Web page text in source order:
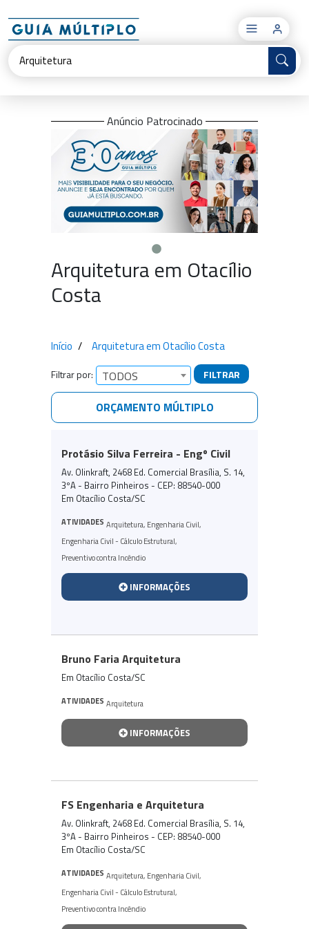
×
Anúncio Patrocinado
Arquitetura em Otacílio
Costa
Início Arquitetura em Otacílio Costa
Filtrar por: TODOS FILTRAR
ORÇAMENTO MÚLTIPLO
Protásio Silva Ferreira - Engº Civil
Av. Olinkraft, 2468 Ed. Comercial Brasília, S. 14,
3ºA - Bairro Pinheiros - CEP: 88540-000
Em Otacílio Costa/SC
ATIVIDADES Arquitetura, Engenharia Civil,
Engenharia Civil - Cálculo Estrutural,
Preventivo contra Incêndio
INFORMAÇÕES
Bruno Faria Arquitetura
Em Otacílio Costa/SC
ATIVIDADES Arquitetura
INFORMAÇÕES
FS Engenharia e Arquitetura
Av. Olinkraft, 2468 Ed. Comercial Brasília, S. 14,
3ºA - Bairro Pinheiros - CEP: 88540-000
Em Otacílio Costa/SC
ATIVIDADES Arquitetura, Engenharia Civil,
Engenharia Civil - Cálculo Estrutural,
Preventivo contra Incêndio